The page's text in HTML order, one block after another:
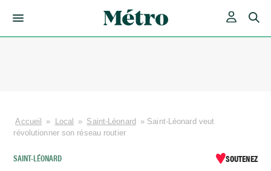
Accueil » Local » Saint-Léonard » Saint-Léonard veut
révolutionner son réseau routier
SAINT-LÉONARD SOUTENEZ